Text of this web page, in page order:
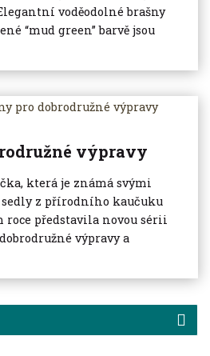
Elegantní voděodolné brašny
“mud green” barvě jsou
výpravy
která je známá svými
z přírodního kaučuku
představila novou sérii
výpravy a